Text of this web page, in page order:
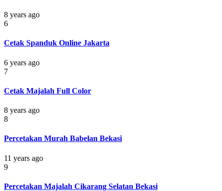
8 years ago
6
Cetak Spanduk Online Jakarta
6 years ago
7
Cetak Majalah Full Color
8 years ago
8
Percetakan Murah Babelan Bekasi
11 years ago
9
Percetakan Majalah Cikarang Selatan Bekasi